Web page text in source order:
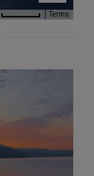
Terms